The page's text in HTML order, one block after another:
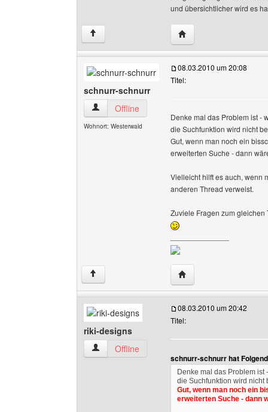
und übersichtlicher wird es
↑ Website dieses
schnurr-schnurr
schnurr-schnurr Benutzer-Profile anzeigen
Offline
Wohnort: Westerwald
08.03.2010 um 20:08
Titel:
Denke mal das Problem ist -
die Suchfunktion wird nicht
Gut, wenn man noch ein
erweiterten Suche - dann
Vielleicht hilft es auch, wenn
anderen Thread verweist.
Zuviele Fragen zum
↑ Website dieses
riki-designs
riki-designs Benutzer-Profile anzeigen
Offline
08.03.2010 um 20:42
Titel:
schnurr-schnurr hat
Denke mal das Problem
die Suchfunktion wird nicht
Gut, wenn man noch ein
erweiterten Suche - dann